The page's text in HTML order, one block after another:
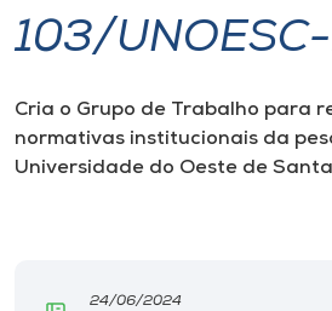
I.nova
Diplomados
103/
Cria o Grupo de Trabalho para
normativas institucionais da
Universidade do Oeste de
24/06/2024